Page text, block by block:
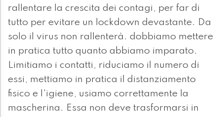
rallentare la crescita dei contagi, per far di
tutto per evitare un lockdown devastante. Da
solo il virus non rallenterà. dobbiamo mettere
in pratica tutto quanto abbiamo imparato.
Limitiamo i contatti, riduciamo il numero di
essi, mettiamo in pratica il distanziamento
fisico e l'igiene, usiamo correttamente la
mascherina. Essa non deve trasformarsi in